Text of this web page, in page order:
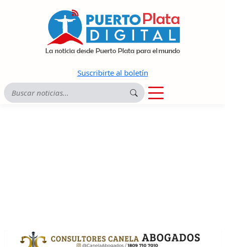
Suscribirte al boletín